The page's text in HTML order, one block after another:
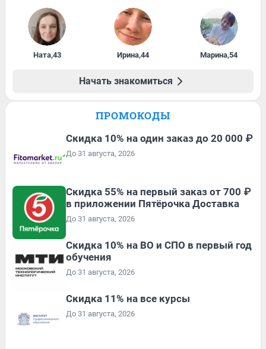
Ната,43 Ирина,44 Марина,54
Начать знакомиться
ПРОМОКОДЫ
Скидка 10% на один заказ до 20 000 ₽
До 31 августа, 2026
Скидка 55% на первый заказ от 700 ₽
в приложении Пятёрочка Доставка
До 31 августа, 2026
Скидка 10% на ВО и СПО в первый год
обучения
До 31 августа, 2026
Скидка 11% на все курсы
До 31 августа, 2026